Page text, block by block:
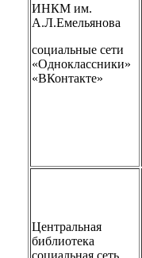
ИНКМ им.
А.Л.Емельянова
социальные сети
«Одноклассники»
«ВКонтакте»
Центральная
библиотека
социальная сеть